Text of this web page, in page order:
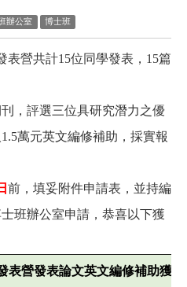
辦公室 博士班
表營共計15位同學發表，15篇
，評選三位具研究潛力之優
萬元英文編修補助，採實報
前，填妥附件申請表，並持編
班辦公室申請，恭喜以下獲
表營發表論文英文編修補助獲